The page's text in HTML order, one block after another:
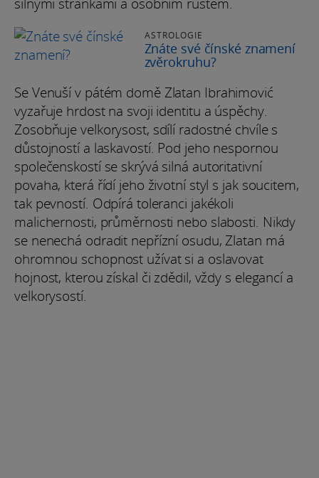
ASTROLOGIE
Znáte své čínské znamení
zvěrokruhu?
Se Venuší v pátém domě Zlatan Ibrahimović
vyzařuje hrdost na svoji identitu a úspěchy.
Zosobňuje velkorysost, sdílí radostné chvíle s
důstojností a laskavostí. Pod jeho nespornou
společenskostí se skrývá silná autoritativní
povaha, která řídí jeho životní styl s jak soucitem,
tak pevností. Odpírá toleranci jakékoli
malichernosti, průměrnosti nebo slabosti. Nikdy
se nenechá odradit nepřízní osudu, Zlatan má
ohromnou schopnost užívat si a oslavovat
hojnost, kterou získal či zdědil, vždy s elegancí a
velkorysostí.